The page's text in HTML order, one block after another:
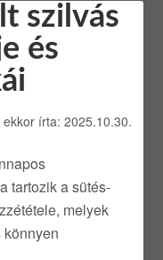
szilvás
és
ekkor írta: 2025.10.30.
tartozik a sütés-
melyek